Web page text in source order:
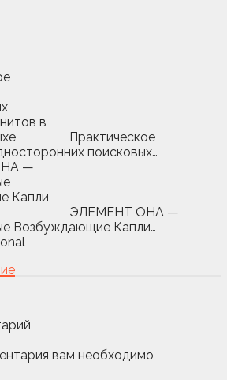
Практическое
поисковых…
ЭЛЕМЕНТ ОНА —
Возбуждающие Капли…
вам необходимо